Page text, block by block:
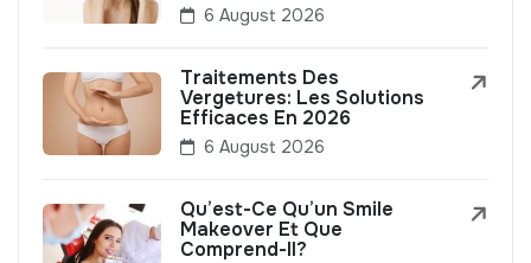
6 August 2026
Traitements Des
Vergetures: Les Solutions
Efficaces En 2026
6 August 2026
Qu’est-Ce Qu’un Smile
Makeover Et Que
Comprend-Il?